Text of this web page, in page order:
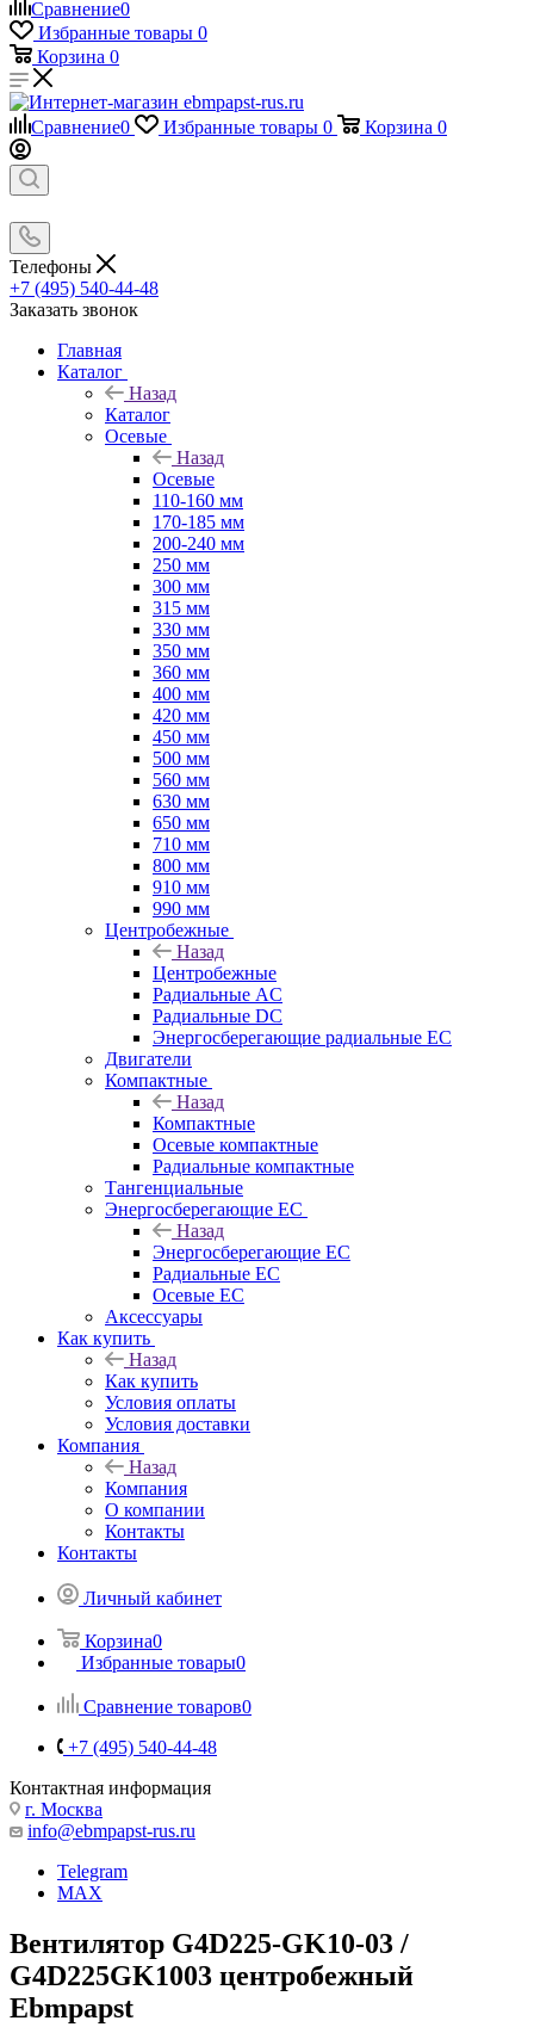
Сравнение0
Избранные товары 0
Корзина 0
Сравнение0 Избранные товары 0 Корзина 0
Телефоны
+7 (495) 540-44-48
Заказать звонок
Главная
Каталог
Назад
Каталог
Осевые
Назад
Осевые
110-160 мм
170-185 мм
200-240 мм
250 мм
300 мм
315 мм
330 мм
350 мм
360 мм
400 мм
420 мм
450 мм
500 мм
560 мм
630 мм
650 мм
710 мм
800 мм
910 мм
990 мм
Центробежные
Назад
Центробежные
Радиальные AC
Радиальные DC
Энергосберегающие радиальные EC
Двигатели
Компактные
Назад
Компактные
Осевые компактные
Радиальные компактные
Тангенциальные
Энергосберегающие EC
Назад
Энергосберегающие EC
Радиальные EC
Осевые EC
Аксессуары
Как купить
Назад
Как купить
Условия оплаты
Условия доставки
Компания
Назад
Компания
О компании
Контакты
Контакты
Личный кабинет
Корзина0
Избранные товары0
Сравнение товаров0
+7 (495) 540-44-48
Контактная информация
г. Москва
info@ebmpapst-rus.ru
Telegram
MAX
Вентилятор G4D225-GK10-03 /
G4D225GK1003 центробежный
Ebmpapst